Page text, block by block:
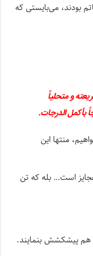
بودند، می‌بایستی که
و متحلیاً
بأکمل الدرجات.
منتها این
است… بله که تن
هم پیشکشش بنمایند.